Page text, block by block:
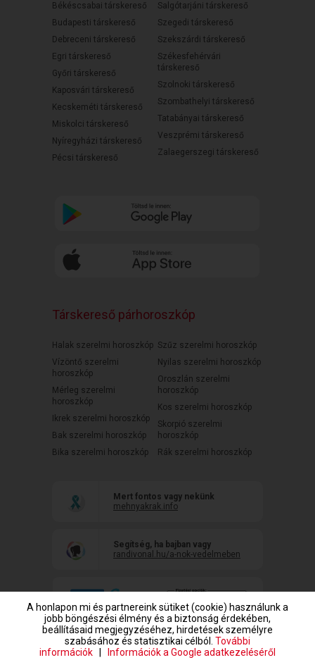
Békéscsabai társkereső
Budapesti társkereső
Debreceni társkereső
Egri társkereső
Győri társkereső
Kaposvári társkereső
Kecskeméti társkereső
Miskolci társkereső
Nyíregyházi társkereső
Pécsi társkereső
Salgótarjáni társkereső
Szegedi társkereső
Szekszárdi társkereső
Székesfehérvári
társkereső
Szolnoki társkereső
Szombathelyi társkereső
Tatabányai társkereső
Veszprémi társkereső
Zalaegerszegi társkereső
Társkereső párhoroszkóp
Halak szerelmi horoszkóp
Vízöntő szerelmi
horoszkóp
Mérleg szerelmi
horoszkóp
Ikrek szerelmi horoszkóp
Bak szerelmi horoszkóp
Bika szerelmi horoszkóp
Szűz szerelmi horoszkóp
Nyilas szerelmi horoszkóp
Oroszlán szerelmi
horoszkóp
Kos szerelmi horoszkóp
Skorpió szerelmi
horoszkóp
Rák szerelmi horoszkóp
Mert fontos vagy nekünk
mehnyakrak.info
Segítség, ha bajban vagy
randivonal.hu/a-nok-vedelmeben
A honlapon mi és partnereink sütiket (cookie) használunk a
jobb böngészési élmény és a biztonság érdekében,
beállításaid megjegyzéséhez, hirdetések személyre
szabásához és statisztikai célból. További
információk
Információk a Google adatkezeléséről